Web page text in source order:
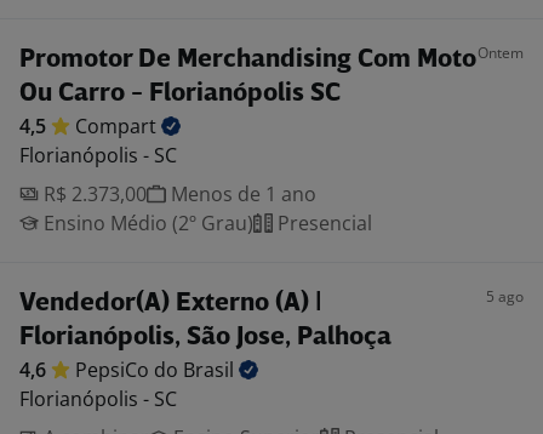
Promotor De Merchandising Com Moto
Ou Carro - Florianópolis SC
Ontem
4,5
Compart
Florianópolis - SC
R$ 2.373,00
Menos de 1 ano
Ensino Médio (2º Grau)
Presencial
Vendedor(A) Externo (A) |
Florianópolis, São Jose, Palhoça
5 ago
4,6 PepsiCo do Brasil
Florianópolis - SC